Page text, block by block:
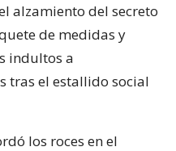
alzamiento del secreto
de medidas y
indultos a
tras el estallido social
los roces en el